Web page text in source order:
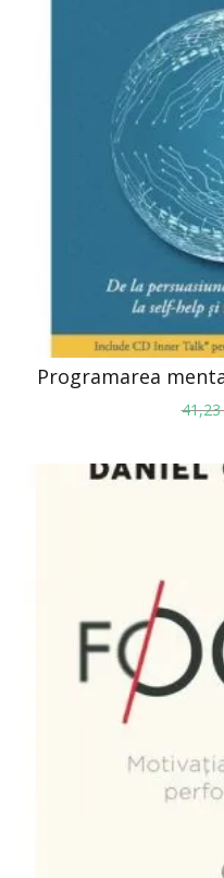
Programarea
41,23